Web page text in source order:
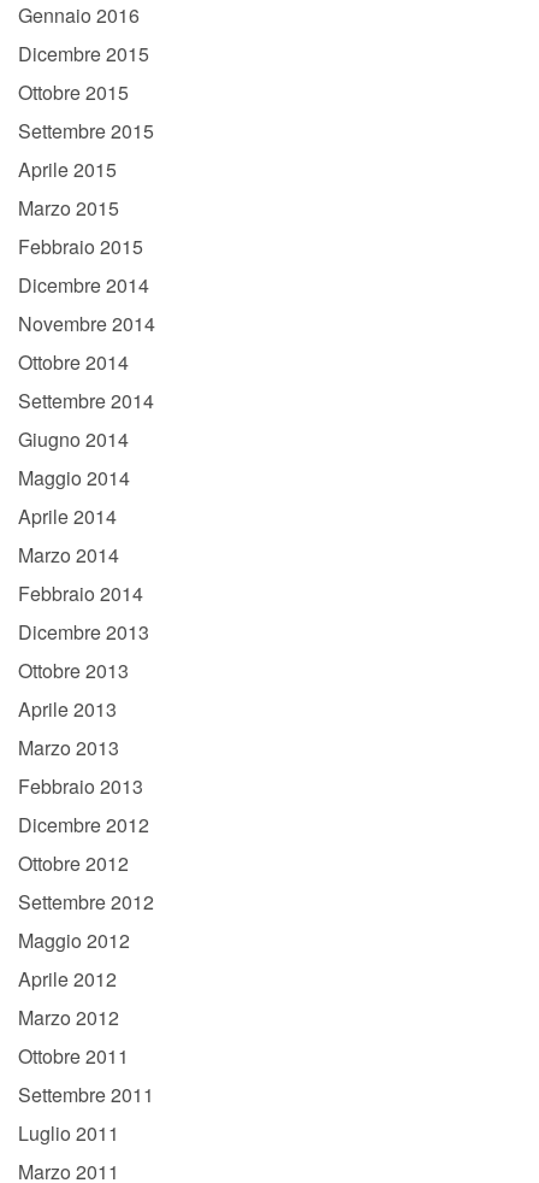
Gennaio 2016
Dicembre 2015
Ottobre 2015
Settembre 2015
Aprile 2015
Marzo 2015
Febbraio 2015
Dicembre 2014
Novembre 2014
Ottobre 2014
Settembre 2014
Giugno 2014
Maggio 2014
Aprile 2014
Marzo 2014
Febbraio 2014
Dicembre 2013
Ottobre 2013
Aprile 2013
Marzo 2013
Febbraio 2013
Dicembre 2012
Ottobre 2012
Settembre 2012
Maggio 2012
Aprile 2012
Marzo 2012
Ottobre 2011
Settembre 2011
Luglio 2011
Marzo 2011